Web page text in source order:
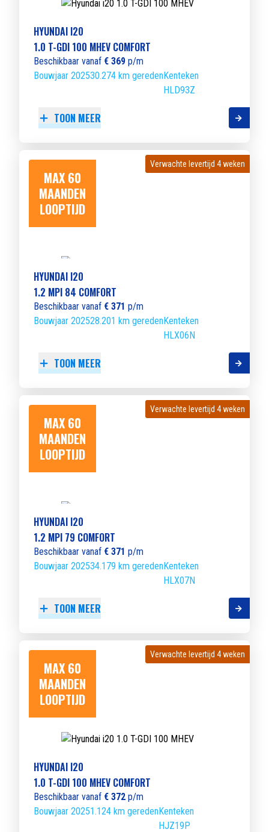
HYUNDAI I20
1.0 T-GDI 100 MHEV COMFORT
Beschikbaar vanaf € 369 p/m
Bouwjaar 202530.274 km geredenKenteken
HLD93Z
TOON MEER
MAX 60
MAANDEN
LOOPTIJD
Verwachte levertijd 4 weken
Verwachte levertijd 4 weken
HYUNDAI I20
1.2 MPI 84 COMFORT
Beschikbaar vanaf € 371 p/m
Bouwjaar 202528.201 km geredenKenteken
HLX06N
TOON MEER
MAX 60
MAANDEN
LOOPTIJD
Verwachte levertijd 4 weken
Verwachte levertijd 4 weken
HYUNDAI I20
1.2 MPI 79 COMFORT
Beschikbaar vanaf € 371 p/m
Bouwjaar 202534.179 km geredenKenteken
HLX07N
TOON MEER
MAX 60
MAANDEN
LOOPTIJD
Verwachte levertijd 4 weken
Verwachte levertijd 4 weken
HYUNDAI I20
1.0 T-GDI 100 MHEV COMFORT
Beschikbaar vanaf € 372 p/m
Bouwjaar 20251.124 km geredenKenteken
HJZ19P